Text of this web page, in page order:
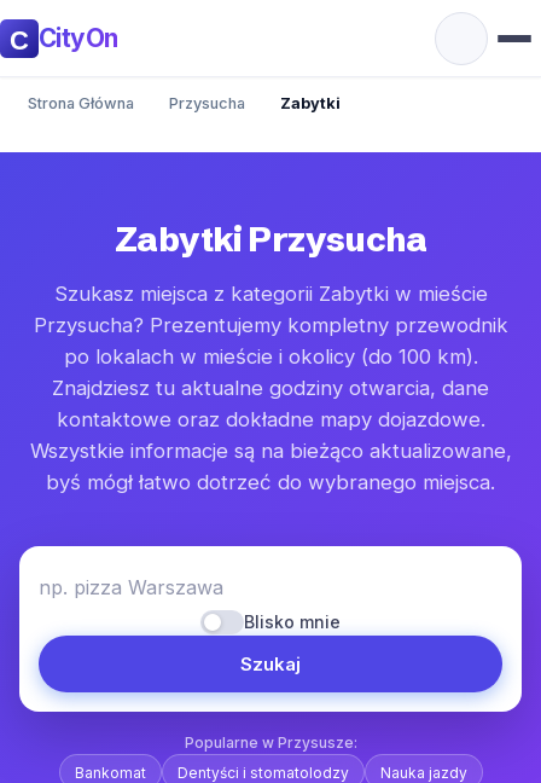
CityOn
Strona Główna Przysucha Zabytki
Zabytki Przysucha
Szukasz miejsca z kategorii Zabytki w mieście
Przysucha? Prezentujemy kompletny przewodnik
po lokalach w mieście i okolicy (do 100 km).
Znajdziesz tu aktualne godziny otwarcia, dane
kontaktowe oraz dokładne mapy dojazdowe.
Wszystkie informacje są na bieżąco aktualizowane,
byś mógł łatwo dotrzeć do wybranego miejsca.
np. pizza Warszawa
Blisko mnie
Szukaj
Popularne w Przysusze:
Bankomat
Dentyści i stomatolodzy Nauka jazdy